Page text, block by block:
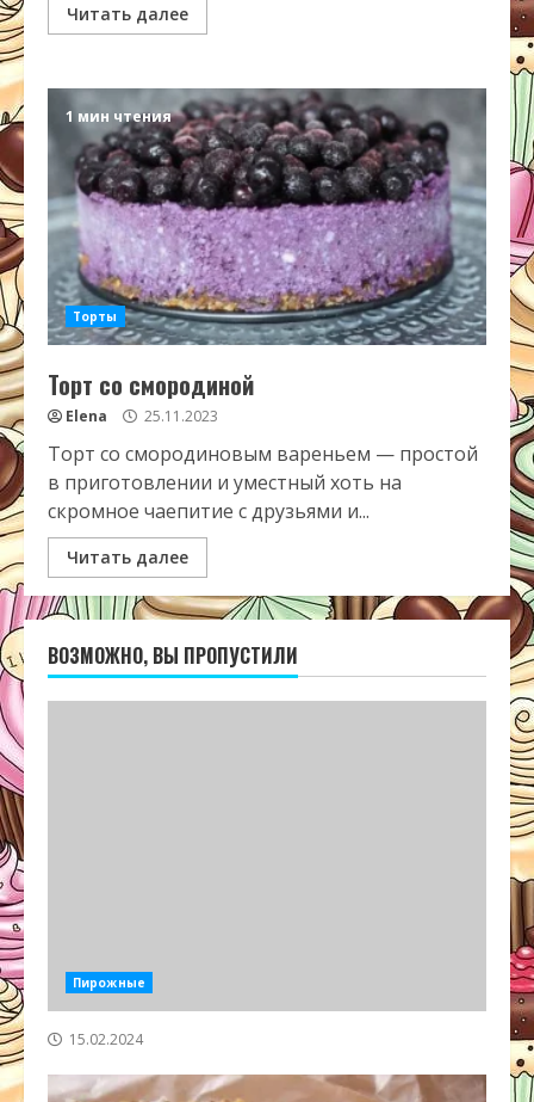
Читать далее
1 мин чтения
Торты
Торт со смородиной
Elena 25.11.2023
Торт со смородиновым вареньем — простой
в приготовлении и уместный хоть на
скромное чаепитие с друзьями и...
Читать далее
ВОЗМОЖНО, ВЫ ПРОПУСТИЛИ
Пирожные
15.02.2024